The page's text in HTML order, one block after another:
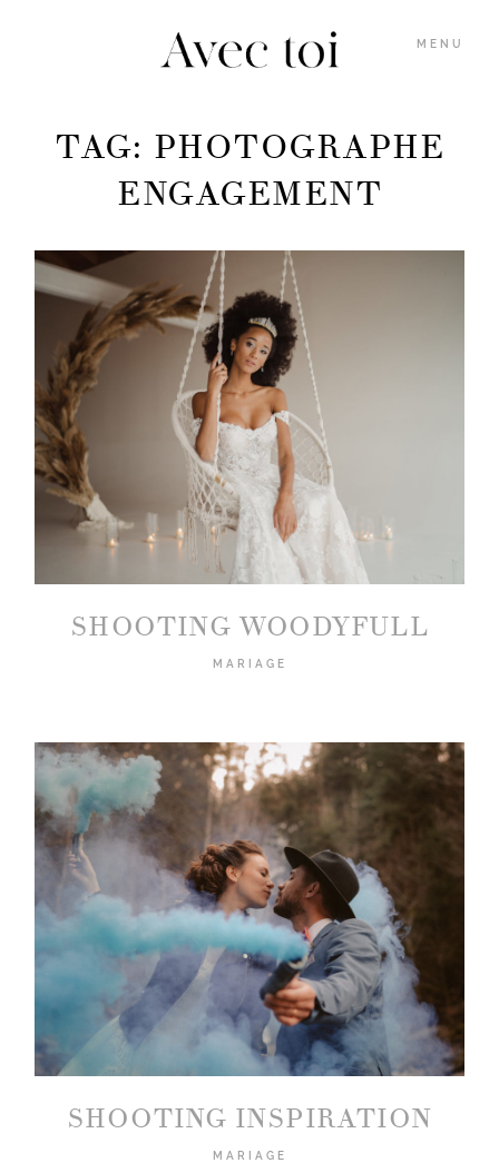
MENU
TAG: PHOTOGRAPHE
ENGAGEMENT
SHOOTING WOODYFULL
MARIAGE
SHOOTING INSPIRATION
MARIAGE
GALERIES
BLOG
M’ÉCRIRE
©2019 MARION DESSARD